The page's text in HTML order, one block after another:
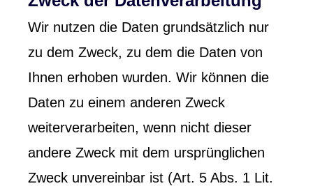
Wir nutzen die Daten grundsätzlich nur
zu dem Zweck, zu dem die Daten von
Ihnen erhoben wurden. Wir können die
Daten zu einem anderen Zweck
weiterverarbeiten, wenn nicht dieser
andere Zweck mit dem ursprünglichen
Zweck unvereinbar ist (Art. 5 Abs. 1 Lit.